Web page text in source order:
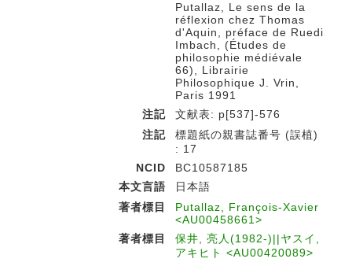
Putallaz, Le sens de la
réflexion chez Thomas
d'Aquin, préface de Ruedi
Imbach, (Études de
philosophie médiévale
66), Librairie
Philosophique J. Vrin,
Paris 1991
注記
文献表: p[537]-576
注記
標題紙の親書誌番号 (誤植)
: 17
NCID
BC10587185
本文言語
日本語
著者標目
Putallaz, François-Xavier
<AU00458661>
著者標目
保井, 亮人(1982-)||ヤスイ,
アキヒト <AU00420089>